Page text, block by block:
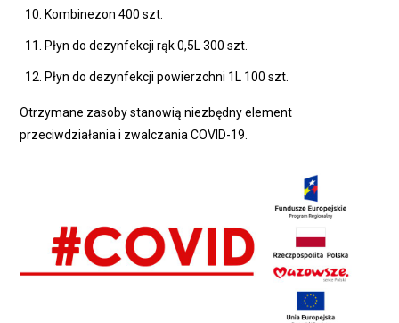
Kombinezon 400 szt.
Płyn do dezynfekcji rąk 0,5L 300 szt.
Płyn do dezynfekcji powierzchni 1L 100 szt.
Otrzymane zasoby stanowią niezbędny element
przeciwdziałania i zwalczania COVID-19.